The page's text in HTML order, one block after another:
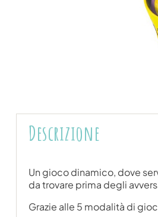
Descrizione
Un gioco dinamico, dove
da trovare prima degli
Grazie alle 5 modalità di